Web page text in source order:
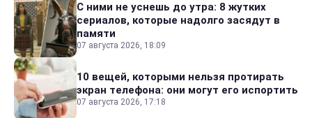
С ними не уснешь до утра: 8 жутких
сериалов, которые надолго засядут в
памяти
07 августа 2026, 18:09
10 вещей, которыми нельзя протирать
экран телефона: они могут его испортить
07 августа 2026, 17:18